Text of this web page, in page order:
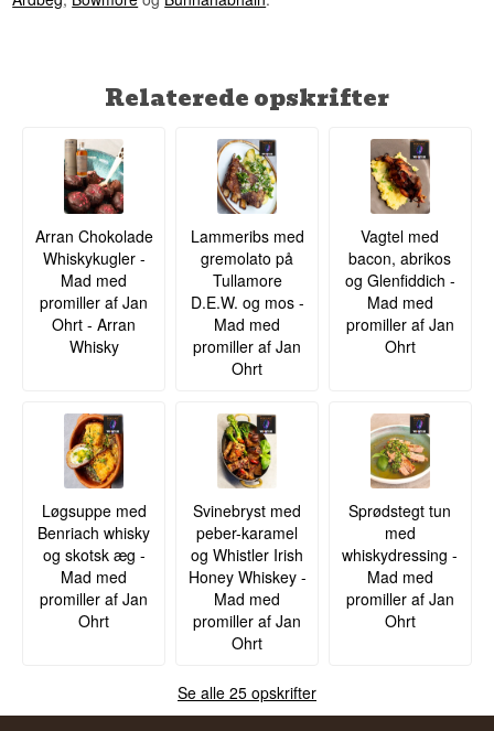
Relaterede opskrifter
Arran Chokolade
Whiskykugler -
Mad med
promiller af Jan
Ohrt - Arran
Whisky
Lammeribs med
gremolato på
Tullamore
D.E.W. og mos -
Mad med
promiller af Jan
Ohrt
Vagtel med
bacon, abrikos
og Glenfiddich -
Mad med
promiller af Jan
Ohrt
Løgsuppe med
Benriach whisky
og skotsk æg -
Mad med
promiller af Jan
Ohrt
Svinebryst med
peber-karamel
og Whistler Irish
Honey Whiskey -
Mad med
promiller af Jan
Ohrt
Sprødstegt tun
med
whiskydressing -
Mad med
promiller af Jan
Ohrt
Se alle 25 opskrifter